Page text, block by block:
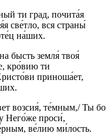
ти град, почита́я
све́тло, вся страны́
на́ших.
бысть земля́ твоя́
кро́вию ти
приноша́ет,
возсия́, те́мным,/ Ты бо
Него́же проси́,
ве́лию ми́лость.